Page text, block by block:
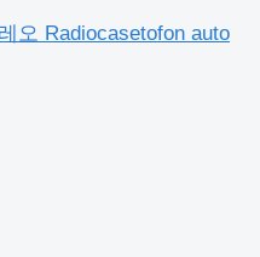
오 Radiocasetofon auto